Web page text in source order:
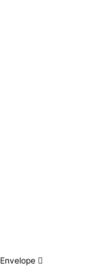
Envelope